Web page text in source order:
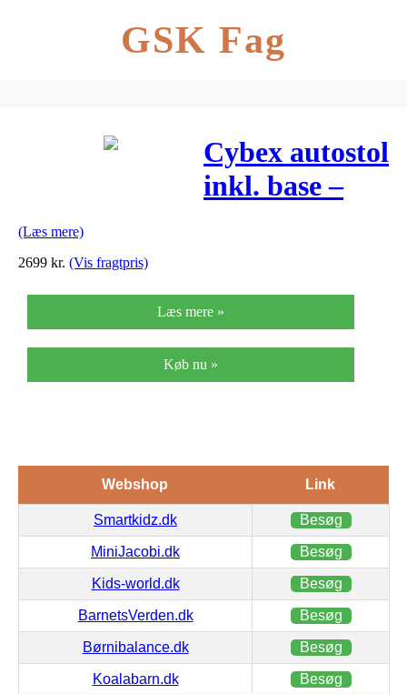
GSK Fag
Cybex autostol
inkl. base –
(Læs mere)
2699 kr. (Vis fragtpris)
Læs mere »
Køb nu »
Webshop Link
Smartkidz.dk Besøg
MiniJacobi.dk Besøg
Kids-world.dk Besøg
BarnetsVerden.dk Besøg
Børnibalance.dk Besøg
Koalabarn.dk Besøg